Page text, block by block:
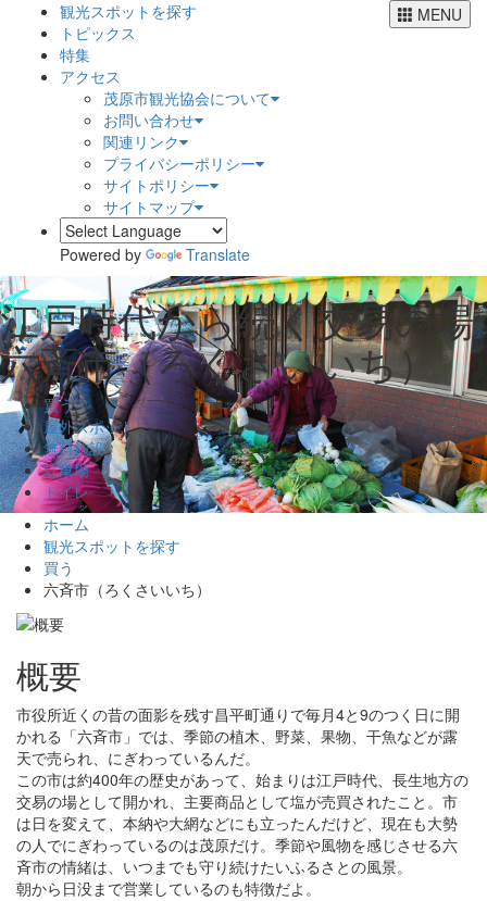
MENU
観光スポットを探す
トピックス
特集
アクセス
茂原市観光協会について
お問い合わせ
関連リンク
プライバシーポリシー
サイトポリシー
サイトマップ
Powered by Translate
江戸時代から続く交易の場
六斉市（ろくさいいち）
買う
屋外スポット
無料施設
駐車場
トイレ
ホーム
観光スポットを探す
買う
六斉市（ろくさいいち）
概要
市役所近くの昔の面影を残す昌平町通りで毎月4と9のつく日に開
かれる「六斉市」では、季節の植木、野菜、果物、干魚などが露
天で売られ、にぎわっているんだ。
この市は約400年の歴史があって、始まりは江戸時代、長生地方の
交易の場として開かれ、主要商品として塩が売買されたこと。市
は日を変えて、本納や大網などにも立ったんだけど、現在も大勢
の人でにぎわっているのは茂原だけ。季節や風物を感じさせる六
斉市の情緒は、いつまでも守り続けたいふるさとの風景。
朝から日没まで営業しているのも特徴だよ。